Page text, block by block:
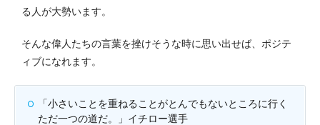
る人が大勢います。
そんな偉人たちの言葉を挫けそうな時に思い出せば、ポジテ
ィブになれます。
「小さいことを重ねることがとんでもないところに行く
ただ一つの道だ。」イチロー選手